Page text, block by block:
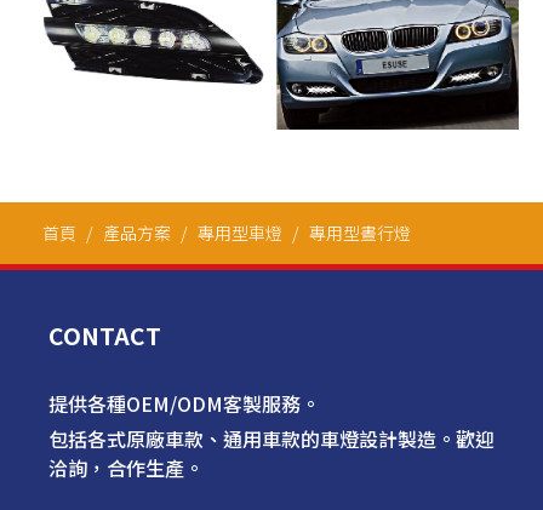
首頁 產品方案 專用型車燈 專用型晝行燈
CONTACT
提供各種OEM/ODM客製服務。
包括各式原廠車款、通用車款的車燈設計製造。歡迎
洽詢，合作生產。